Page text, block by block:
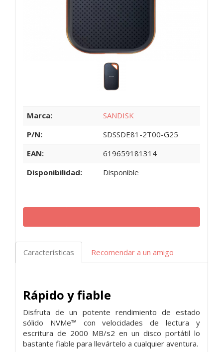
Marca:
SANDISK
P/N:
SDSSDE81-2T00-G25
EAN:
619659181314
Disponibilidad:
Disponible
Características Recomendar a un amigo
Rápido y fiable
Disfruta de un potente rendimiento de estado
sólido NVMe™ con velocidades de lectura y
escritura de 2000 MB/s2 en un disco portátil lo
bastante fiable para llevártelo a cualquier aventura.